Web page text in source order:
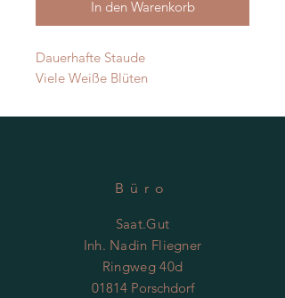
In den Warenkorb
Dauerhafte Staude
Viele Weiße Blüten
Büro
Saat.Gut
Inh. Nadin Fliegner
Ringweg 40d
01814 Porschdorf